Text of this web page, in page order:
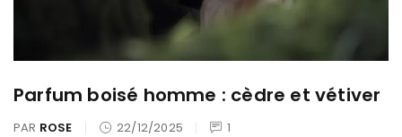
Parfum boisé homme : cèdre et vétiver
PAR ROSE 22/12/2025 1